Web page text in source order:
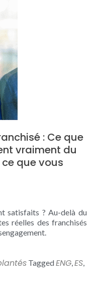
: Ce que
vraiment du
que vous
satisfaits ? Au-delà du
réelles des franchisés
TaggedENG,ES,